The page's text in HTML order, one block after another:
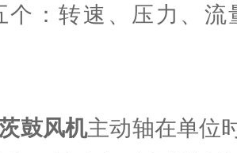
个：转速、压力、流
鼓风机主动轴在单位